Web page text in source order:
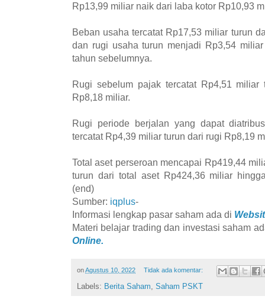
Rp13,99 miliar naik dari laba kotor Rp10,93
Beban usaha tercatat Rp17,53 miliar turun
dan rugi usaha turun menjadi Rp3,54
tahun sebelumnya.
Rugi sebelum pajak tercatat Rp4,51
Rp8,18 miliar.
Rugi periode berjalan yang dapat
tercatat Rp4,39 miliar turun dari rugi Rp8,19
Total aset perseroan mencapai Rp419,44
turun dari total aset Rp424,36 miliar
(end)
Sumber: iqplus-
Informasi lengkap pasar saham ada di
Materi belajar trading dan investasi saham
Online.
onAgustus 10, 2022 Tidak ada komentar:
Labels: Berita Saham Saham PSKT